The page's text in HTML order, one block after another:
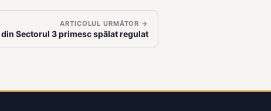
ARTICOLUL URMĂTOR →
Sectorul 3 primesc spălat regulat